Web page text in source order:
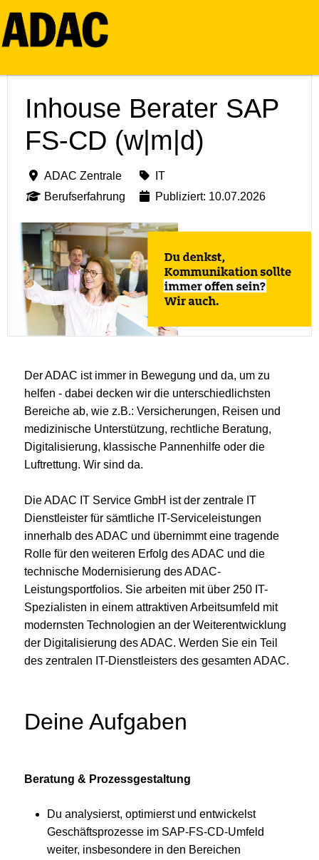
Inhouse Berater SAP
FS-CD (w|m|d)
ADAC Zentrale
Berufserfahrung
IT
Publiziert: 10.07.2026
Der ADAC ist immer in Bewegung und da, um zu
helfen - dabei decken wir die unterschiedlichsten
Bereiche ab, wie z.B.: Versicherungen, Reisen und
medizinische Unterstützung, rechtliche Beratung,
Digitalisierung, klassische Pannenhilfe oder die
Luftrettung. Wir sind da.
Die ADAC IT Service GmbH ist der zentrale IT
Dienstleister für sämtliche IT-Serviceleistungen
innerhalb des ADAC und übernimmt eine tragende
Rolle für den weiteren Erfolg des ADAC und die
technische Modernisierung des ADAC-
Leistungsportfolios. Sie arbeiten mit über 250 IT-
Spezialisten in einem attraktiven Arbeitsumfeld mit
modernsten Technologien an der Weiterentwicklung
der Digitalisierung des ADAC. Werden Sie ein Teil
des zentralen IT-Dienstleisters des gesamten ADAC.
Deine Aufgaben
Beratung & Prozessgestaltung
Du analysierst, optimierst und entwickelst
Geschäftsprozesse im SAP-FS-CD-Umfeld
weiter, insbesondere in den Bereichen